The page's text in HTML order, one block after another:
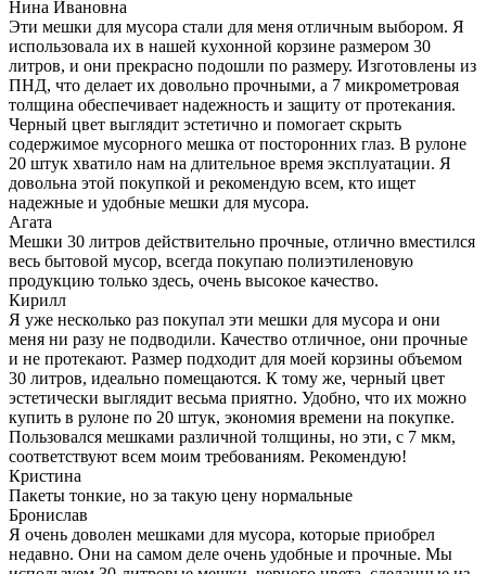
Нина Ивановна
Эти мешки для мусора стали для меня отличным выбором. Я
использовала их в нашей кухонной корзине размером 30
литров, и они прекрасно подошли по размеру. Изготовлены из
ПНД, что делает их довольно прочными, а 7 микрометровая
толщина обеспечивает надежность и защиту от протекания.
Черный цвет выглядит эстетично и помогает скрыть
содержимое мусорного мешка от посторонних глаз. В рулоне
20 штук хватило нам на длительное время эксплуатации. Я
довольна этой покупкой и рекомендую всем, кто ищет
надежные и удобные мешки для мусора.
Агата
Мешки 30 литров действительно прочные, отлично вместился
весь бытовой мусор, всегда покупаю полиэтиленовую
продукцию только здесь, очень высокое качество.
Кирилл
Я уже несколько раз покупал эти мешки для мусора и они
меня ни разу не подводили. Качество отличное, они прочные
и не протекают. Размер подходит для моей корзины объемом
30 литров, идеально помещаются. К тому же, черный цвет
эстетически выглядит весьма приятно. Удобно, что их можно
купить в рулоне по 20 штук, экономия времени на покупке.
Пользовался мешками различной толщины, но эти, с 7 мкм,
соответствуют всем моим требованиям. Рекомендую!
Кристина
Пакеты тонкие, но за такую цену нормальные
Бронислав
Я очень доволен мешками для мусора, которые приобрел
недавно. Они на самом деле очень удобные и прочные. Мы